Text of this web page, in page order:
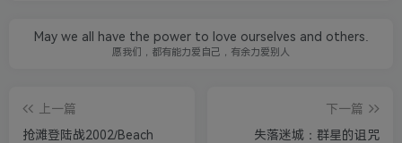
May we all have the power to love ourselves and others.
愿我们，都有能力爱自己，有余力爱别人
上一篇
抢滩登陆战2002/Beach
下一篇
失落迷城：群星的诅咒